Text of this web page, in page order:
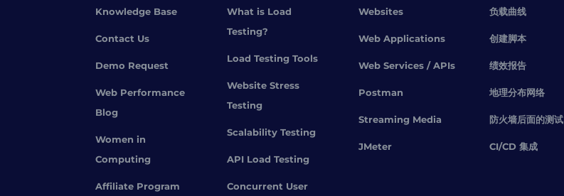
Knowledge Base
Contact Us
Demo Request
Web Performance
Blog
Women in
Computing
Affiliate Program
What is Load
Testing?
Load Testing Tools
Website Stress
Testing
Scalability Testing
API Load Testing
Concurrent User
Websites
Web Applications
Web Services / APIs
Postman
Streaming Media
JMeter
负载曲线
创建脚本
绩效报告
地理分布网络
防火墙后面的测试
CI/CD 集成